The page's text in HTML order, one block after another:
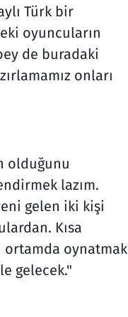
Türk bir
oyuncuların
de buradaki
onları
olduğunu
lazım.
gelen iki kişi
Kısa
ortamda oynatmak
gelecek."